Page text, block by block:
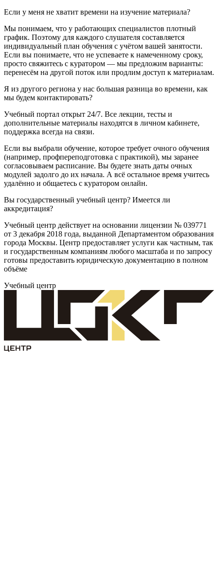
Если у меня не хватит времени на изучение материала?
Мы понимаем, что у работающих специалистов плотный
график. Поэтому для каждого слушателя составляется
индивидуальный план обучения с учётом вашей занятости.
Если вы понимаете, что не успеваете к намеченному сроку,
просто свяжитесь с куратором — мы предложим варианты:
перенесём на другой поток или продлим доступ к материалам.
Я из другого региона у нас большая разница во времени, как
мы будем контактировать?
Учебный портал открыт 24/7. Все лекции, тесты и
дополнительные материалы находятся в личном кабинете,
поддержка всегда на связи.
Если вы выбрали обучение, которое требует очного обучения
(например, профпереподготовка с практикой), мы заранее
согласовываем расписание. Вы будете знать даты очных
модулей задолго до их начала. А всё остальное время учитесь
удалённо и общаетесь с куратором онлайн.
Вы государственный учебный центр? Имеется ли
аккредитация?
Учебный центр действует на основании лицензии № 039771
от 3 декабря 2018 года, выданной Департаментом образования
города Москвы. Центр предоставляет услуги как частным, так
и государственным компаниям любого масштаба и по запросу
готовы предоставить юридическую документацию в полном
объёме
Учебный центр